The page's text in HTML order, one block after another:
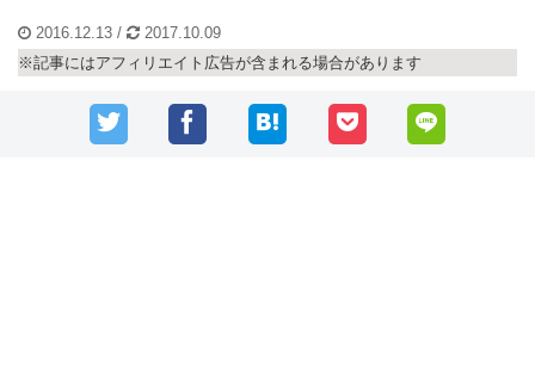
2016.12.13 /
2017.10.09
※記事にはアフィリエイト広告が含まれる場合があります